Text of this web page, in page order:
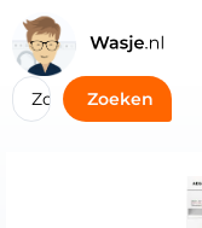
Zoeken